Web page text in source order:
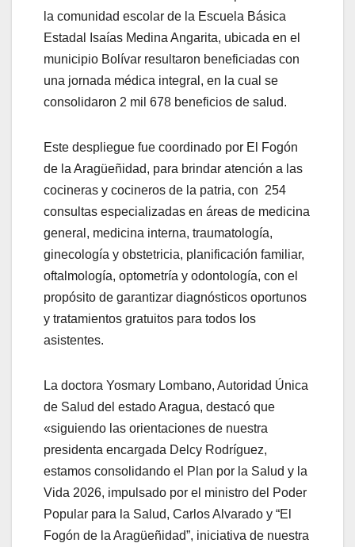
la comunidad escolar de la Escuela Básica
Estadal Isaías Medina Angarita, ubicada en el
municipio Bolívar resultaron beneficiadas con
una jornada médica integral, en la cual se
consolidaron 2 mil 678 beneficios de salud.
Este despliegue fue coordinado por El Fogón
de la Aragüeñidad, para brindar atención a las
cocineras y cocineros de la patria, con 254
consultas especializadas en áreas de medicina
general, medicina interna, traumatología,
ginecología y obstetricia, planificación familiar,
oftalmología, optometría y odontología, con el
propósito de garantizar diagnósticos oportunos
y tratamientos gratuitos para todos los
asistentes.
La doctora Yosmary Lombano, Autoridad Única
de Salud del estado Aragua, destacó que
«siguiendo las orientaciones de nuestra
presidenta encargada Delcy Rodríguez,
estamos consolidando el Plan por la Salud y la
Vida 2026, impulsado por el ministro del Poder
Popular para la Salud, Carlos Alvarado y “El
Fogón de la Aragüeñidad”, iniciativa de nuestra